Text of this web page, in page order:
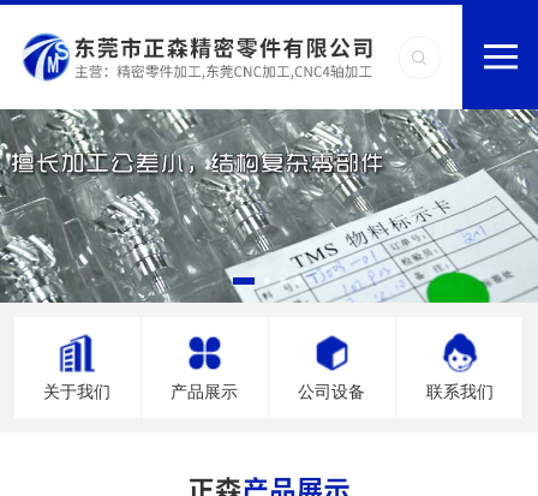
关于我们 产品展示 公司设备 联系我们